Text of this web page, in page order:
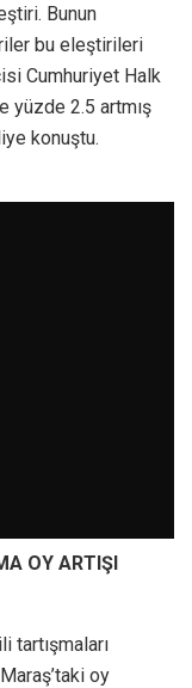
Bunun
bu eleştirileri
Cumhuriyet Halk
yüzde 2.5 artmış
konuştu.
OY ARTIŞI
tartışmaları
oy